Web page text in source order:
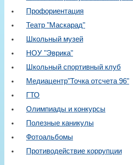
Профориентация
Театр "Маскарад"
Школьный музей
НОУ "Эврика"
Школьный спортивный клуб
Медиацентр"Точка отсчета 96"
ГТО
Олимпиады и конкурсы
Полезные каникулы
Фотоальбомы
Противодействие коррупции